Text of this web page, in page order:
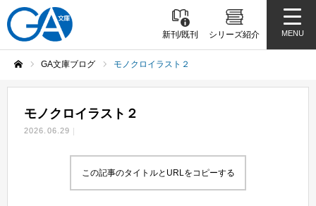
新刊/既刊 シリーズ紹介 MENU
GA文庫ブログ モノクロイラスト２
モノクロイラスト２
2026.06.29
この記事のタイトルとURLをコピーする